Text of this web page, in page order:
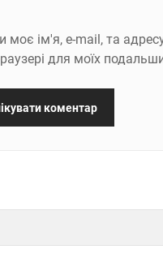
моє ім'я, e-mail, та
для моїх